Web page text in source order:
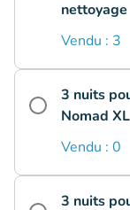
nettoyage
Vendu : 3
3 nuits
Nomad
Vendu : 0
3 nuits